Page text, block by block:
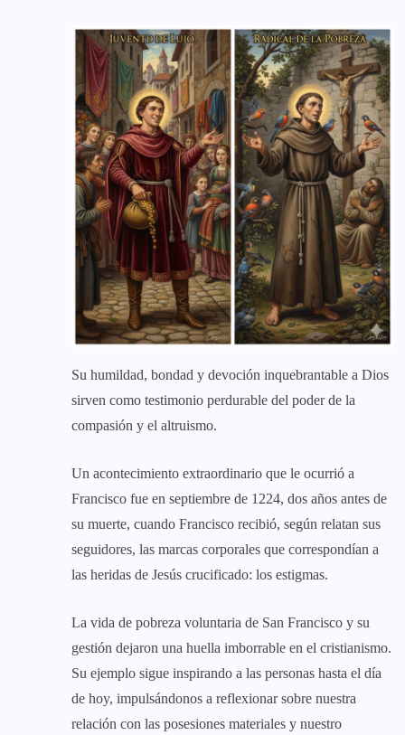
Su humildad, bondad y devoción inquebrantable a Dios
sirven como testimonio perdurable del poder de la
compasión y el altruismo.
Un acontecimiento extraordinario que le ocurrió a
Francisco fue en septiembre de 1224, dos años antes de
su muerte, cuando Francisco recibió, según relatan sus
seguidores, las marcas corporales que correspondían a
las heridas de Jesús crucificado: los estigmas.
La vida de pobreza voluntaria de San Francisco y su
gestión dejaron una huella imborrable en el cristianismo.
Su ejemplo sigue inspirando a las personas hasta el día
de hoy, impulsándonos a reflexionar sobre nuestra
relación con las posesiones materiales y nuestro